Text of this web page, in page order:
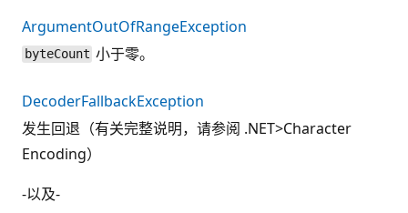
ArgumentOutOfRangeException
byteCount 小于零。
DecoderFallbackException
发生回退（有关完整说明，请参阅 .NET>Character
Encoding）
-以及-